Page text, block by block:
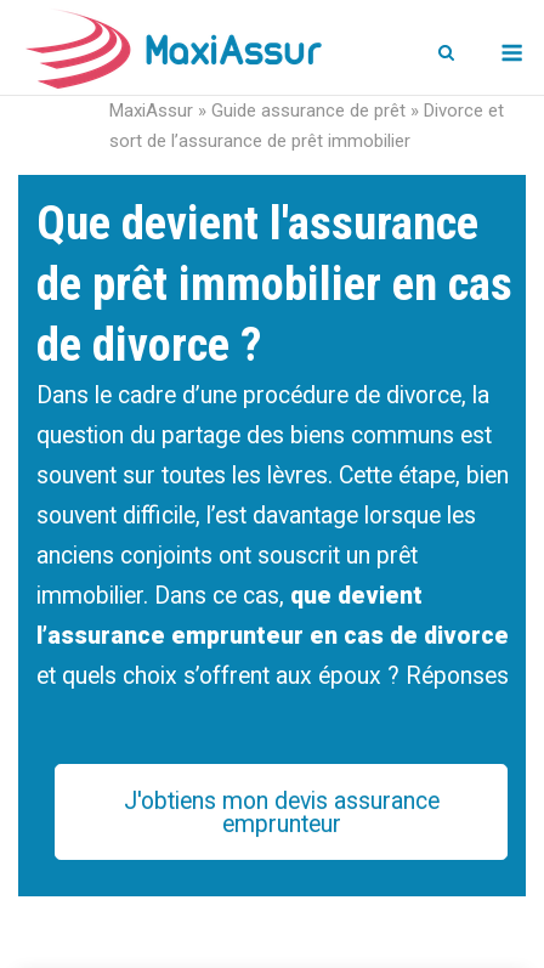
MaxiAssur » Guide assurance de prêt » Divorce et
sort de l’assurance de prêt immobilier
Que devient l'assurance
de prêt immobilier en cas
de divorce ?
Dans le cadre d’une procédure de divorce, la
question du partage des biens communs est
souvent sur toutes les lèvres. Cette étape, bien
souvent difficile, l’est davantage lorsque les
anciens conjoints ont souscrit un prêt
immobilier. Dans ce cas, que devient
l’assurance emprunteur en cas de divorce
et quels choix s’offrent aux époux ? Réponses
J'obtiens mon devis assurance
emprunteur